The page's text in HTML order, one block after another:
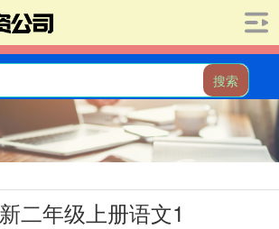
搜索
二年级上册语文1